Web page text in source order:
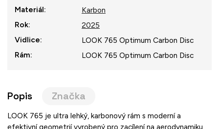
Materiál:
Karbon
Rok:
2025
Vidlice:
LOOK 765 Optimum Carbon Disc
Rám: LOOK 765 Optimum Carbon Disc
Popis Značka
LOOK 765 je ultra lehký, karbonový rám s moderní a
efektivní geometrií vyrobený pro zacílení na aerodynamiku,